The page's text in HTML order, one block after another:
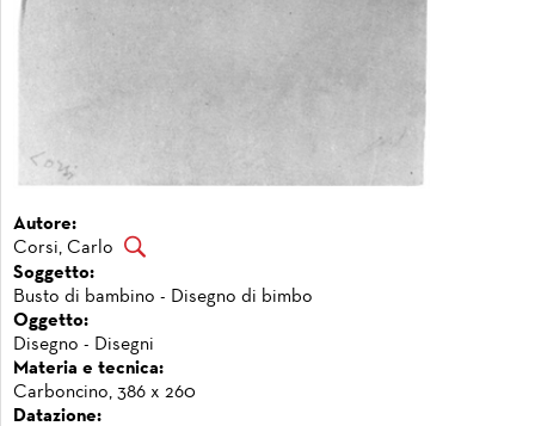
Autore:
Corsi, Carlo
Soggetto:
Busto di bambino - Disegno di bimbo
Oggetto:
Disegno - Disegni
Materia e tecnica:
Carboncino, 386 x 260
Datazione: